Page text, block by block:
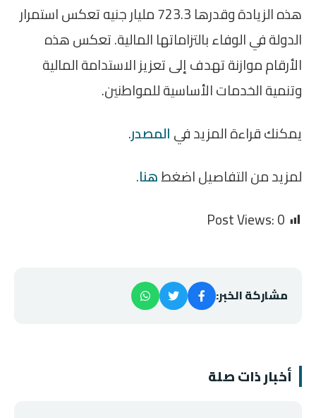
هذه الزيادة وقدرها 723.3 مليار جنيه تعكس استمرار
الدولة في الوفاء بالتزاماتها المالية. تعكس هذه
الأرقام موازنة تهدف إلى تعزيز الاستدامة المالية
وتنمية الخدمات الأساسية للمواطنين.
يمكنك قراءة المزيد فيالمصدر.
لمزيد من التفاصيل اضغطهنا.
Post Views:0
مشاركة الخبر:
أخبار ذات صلة